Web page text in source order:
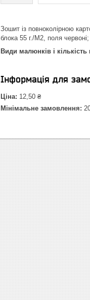
Зошит із повноколірною
блока 55 г./М2, поля
Види малюнків і
Інформація для
Ціна: 12,50 ₴
Мінімальне замовлення: